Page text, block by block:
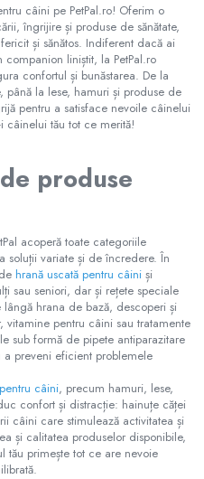
câini pe PetPal.ro! Oferim o
îngrijire și produse de sănătate,
și sănătos. Indiferent dacă ai
liniștit, la PetPal.ro
confortul și bunăstarea. De la
până la lese, hamuri și produse de
pentru a satisface nevoile câinelui
câinelui tău tot ce merită!
produse
acoperă toate categoriile
soluții variate și de încredere. În
hrană uscată pentru câini și
sau seniori, dar și rețete speciale
lângă hrana de bază, descoperi și
pentru câini sau tratamente
sub formă de pipete antiparazitare
a preveni eficient problemele
câini, precum hamuri, lese,
confort și distracție: hainuțe căței
câini care stimulează activitatea și
și calitatea produselor disponibile,
tău primește tot ce are nevoie